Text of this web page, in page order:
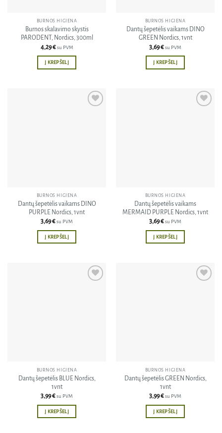
BURNOS HIGIENA
Burnos skalavimo skystis
PARODENT, Nordics, 300ml
4,29€ su PVM
Į KREPŠELĮ
BURNOS HIGIENA
Dantų šepetėlis vaikams DINO
GREEN Nordics, 1vnt
3,69€su PVM
Į KREPŠELĮ
BURNOS HIGIENA
Dantų šepetėlis vaikams DINO
PURPLE Nordics, 1vnt
3,69€su PVM
Į KREPŠELĮ
BURNOS HIGIENA
Dantų šepetėlis vaikams
MERMAID PURPLE Nordics, 1vnt
3,69€su PVM
Į KREPŠELĮ
BURNOS HIGIENA
Dantų šepetėlis BLUE Nordics,
1vnt
3,99€su PVM
Į KREPŠELĮ
BURNOS HIGIENA
Dantų šepetėlis GREEN Nordics,
1vnt
3,99€su PVM
Į KREPŠELĮ